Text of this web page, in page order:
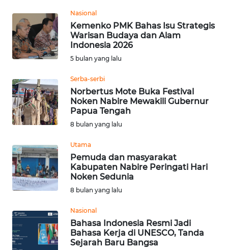
Nasional
Kemenko PMK Bahas Isu Strategis
Warisan Budaya dan Alam
Indonesia 2026
5 bulan yang lalu
Serba-serbi
‎Norbertus Mote Buka Festival
Noken Nabire Mewakili Gubernur
Papua Tengah
8 bulan yang lalu
Utama
‎Pemuda dan masyarakat
Kabupaten Nabire Peringati Hari
Noken Sedunia
8 bulan yang lalu
Nasional
Bahasa Indonesia Resmi Jadi
Bahasa Kerja di UNESCO, Tanda
Sejarah Baru Bangsa
EKUIN
SAINS-TEKNO
INTERNASIONAL
PENDIDIKAN
OLAHRAGA
OPINI
EDITORIAL